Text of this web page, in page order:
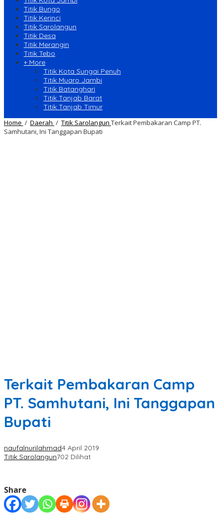
Titik Bungo
Titik Kerinci
Titik Sarolangun
Titik Desa
Titik Merangin
Titik Tebo
+ More
Titik Kota Sungai Penuh
Titik Muaro Jambi
Titik Batanghari
Titik Tanjab Barat
Titik Tanjab Timur
Home / Daerah / Titik Sarolangun Terkait Pembakaran Camp PT.
Samhutani, Ini Tanggapan Bupati
Terkait Pembakaran Camp
PT. Samhutani, Ini Tanggapan
Bupati
naufalnurilahmad4 April 2019
Titik Sarolangun702 Dilihat
Share